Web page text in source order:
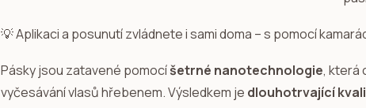
💡 Aplikaci a posunutí zvládnete i sami doma – s pomocí
Pásky jsou zatavené pomocíšetrné nanotechnologie, která
vyčesávání vlasů hřebenem. Výsledkem je dlouhotrvající